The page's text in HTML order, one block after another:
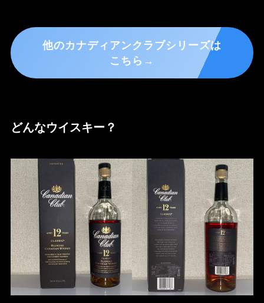
他のカナディアンクラブシリーズは
こちら→
どんなウイスキー？